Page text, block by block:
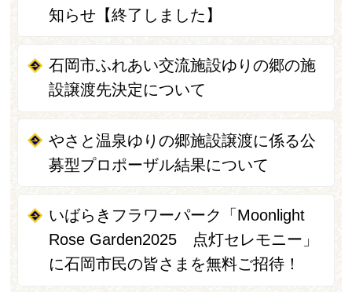
知らせ【終了しました】
石岡市ふれあい交流施設ゆりの郷の施
設譲渡先決定について
やさと温泉ゆりの郷施設譲渡に係る公
募型プロポーザル結果について
いばらきフラワーパーク「Moonlight
Rose Garden2025 点灯セレモニー」
に石岡市民の皆さまを無料ご招待！